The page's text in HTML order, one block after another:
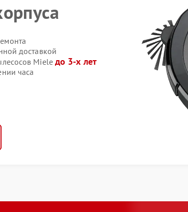
доставкой
Mieleдо 3-х лет
часа